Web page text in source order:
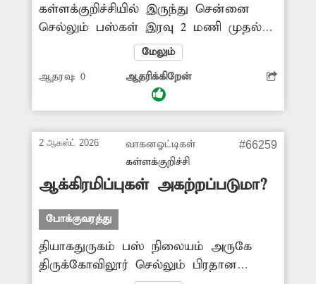
கள்ளக்குறிச்சியில் இருந்து சென்னை
செல்லும் பஸ்கள் இரவு 2 மணி முதல்
அதிகாலை 5 மணி வரை
தியாகதுருகத்திற்குள் வராமல்
புறவழிச்சாலையிலேயே செல்கின்றன.
இதனால் தியாகதுருகத்தில் இருந்து
செல்ல முடியாமல் கடும் அவதியடைந்து
வருகின்றனர். எனவே அனைத்து
பஸ்களும் இரவு நேரங்களில்
தியாகதுருகம் வந்து செல்வதற்கு
போக்குவரத்துத்துறை அதிகாரிகள்
நடவடிக்கை எடுக்க வேண்டும்.
மேலும்
ஆதரவு: 0 ஆதரிக்கிறேன்
2 ஆகஸ்ட் 2026
வாகனஓட்டிகள்
கள்ளக்குறிச்சி
#66259
ஆக்கிரமிப்புகள் அகற்றப்படுமா?
போக்குவரத்து
தியாகதுருகம் பஸ் நிலையம் அருகே
திருக்கோவிலூர் செல்லும் பிரதான